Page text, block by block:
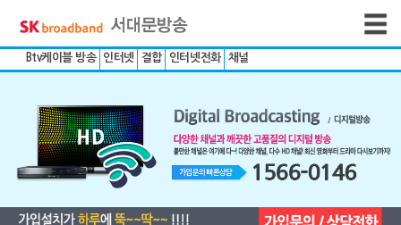
Btv케이블 방송 인터넷 결합 인터넷전화 채널